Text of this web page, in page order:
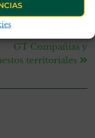
GT Compañías y
territoriales